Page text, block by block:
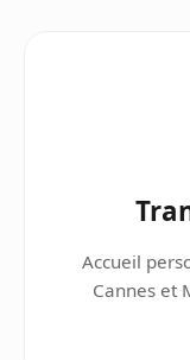
Accueil
Cannes et